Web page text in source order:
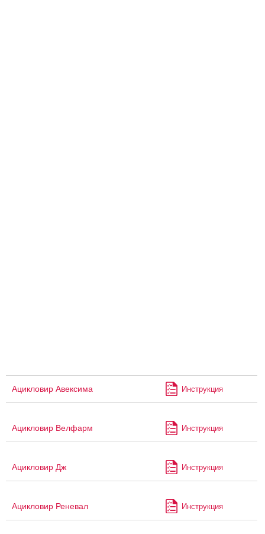
Ацикловир Авексима Инструкция
Ацикловир Велфарм Инструкция
Ацикловир Дж Инструкция
Ацикловир Реневал Инструкция